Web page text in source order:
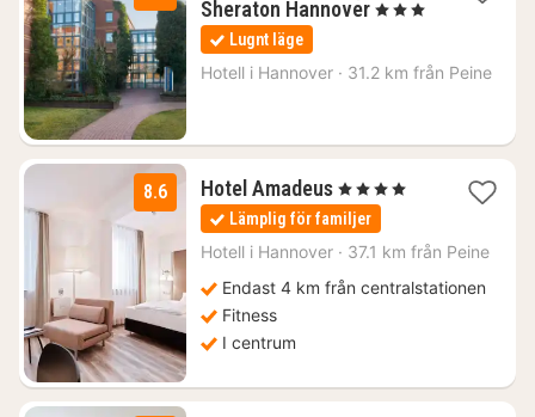
Sheraton Hannover1
1176
, 3 Stjärnor
Lugnt läge
Hotell i Hannover · 31.2 km från Peine
8.6 Hotel Amadeus1
natt
från
1395
, 4 Stjärnor
Lämplig för familjer
Hotell i Hannover · 37.1 km från Peine
Endast 4 km från centralstationen
Fitness
I centrum